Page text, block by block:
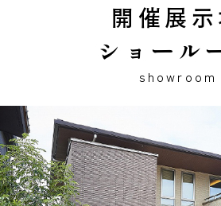
開催展示
ショール
showroom